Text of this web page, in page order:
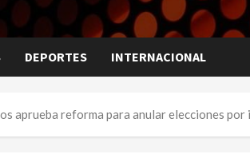
DEPORTES INTERNACIONAL
aprueba reforma para anular elecciones